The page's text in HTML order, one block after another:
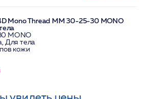
Mono Thread MM 30-25-30 MONO
MONO
Для тела
кожи